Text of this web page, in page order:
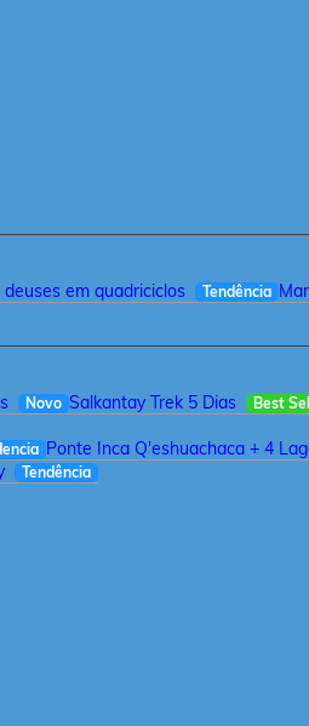
em quadriciclos Tendência
Novo Salkantay Trek 5 Dias Best
Ponte Inca Q'eshuachaca + 4
Tendência